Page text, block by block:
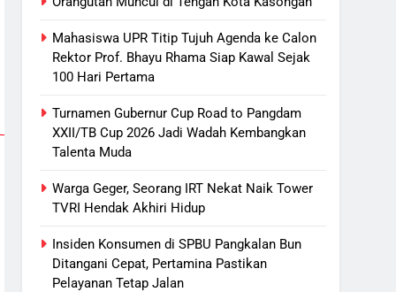
Mahasiswa UPR Titip Tujuh Agenda ke Calon
Rektor Prof. Bhayu Rhama Siap Kawal Sejak
100 Hari Pertama
Turnamen Gubernur Cup Road to Pangdam
XXII/TB Cup 2026 Jadi Wadah Kembangkan
Talenta Muda
Warga Geger, Seorang IRT Nekat Naik Tower
TVRI Hendak Akhiri Hidup
Insiden Konsumen di SPBU Pangkalan Bun
Ditangani Cepat, Pertamina Pastikan
Pelayanan Tetap Jalan
Sistem Listrik Kalselteng Masih
Siaga, PLN Batasi Pasokan
Selama 7 Hari
ECONOMY
Distribusi BBM Diperkuat,
Pertamina Targetkan Antrean di
SPBU Sampit Segera Terurai
ECONOMY
Ketua dan Empat Komisioner
Tersangka Dugaan Korupsi
Dana Hibah Pilkada Rp40 Miliar
HUKUM DAN KRIMINAL